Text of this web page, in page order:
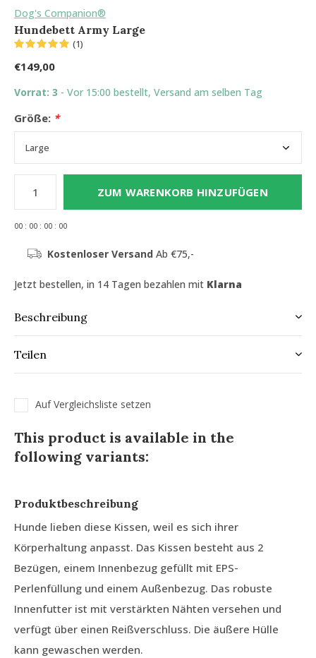
Dog's Companion®
Hundebett Army Large
(1)
€149,00
Vorrat: 3 - Vor 15:00 bestellt, Versand am selben Tag
Größe: *
ZUM WARENKORB HINZUFÜGEN
00 : 00 : 00 : 00
Kostenloser Versand Ab €75,-
Jetzt bestellen, in 14 Tagen bezahlen mit Klarna
Beschreibung
Teilen
Auf Vergleichsliste setzen
This product is available in the
following variants:
Produktbeschreibung
Hunde lieben diese Kissen, weil es sich ihrer
Körperhaltung anpasst. Das Kissen besteht aus 2
Bezügen, einem Innenbezug gefüllt mit EPS-
Perlenfüllung und einem Außenbezug. Das robuste
Innenfutter ist mit verstärkten Nähten versehen und
verfügt über einen Reißverschluss. Die äußere Hülle
kann gewaschen werden.